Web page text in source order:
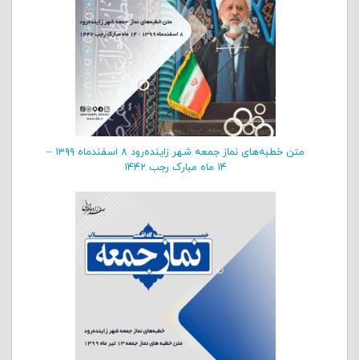
متن خطبه‌های نماز جمعه شهر زاینده‌رود ۸ اسفند‌‌ماه ۱۳۹۹ –
۱۴ ماه مبارک رجب ۱۴۴۲